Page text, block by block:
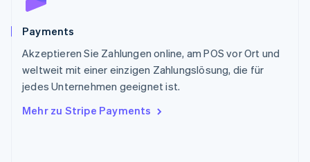
Payments
Akzeptieren Sie Zahlungen online, am POS vor Ort und
weltweit mit einer einzigen Zahlungslösung, die für
jedes Unternehmen geeignet ist.
Mehr zu Stripe Payments
Schweiz
Singapur
English简体中文
Slowakei
Slowenien